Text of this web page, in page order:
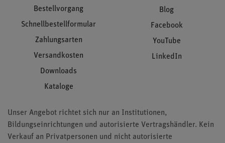
Bestellvorgang
Schnellbestellformular
Zahlungsarten
Versandkosten
Downloads
Kataloge
Blog
Facebook
YouTube
LinkedIn
Unser Angebot richtet sich nur an Institutionen,
Bildungseinrichtungen und autorisierte Vertragshändler. Kein
Verkauf an Privatpersonen und nicht autorisierte